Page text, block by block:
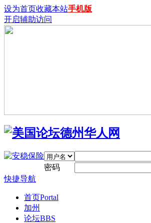
设为首页收藏本站手机版
开启辅助访问
密码
快捷导航
首页Portal
加州
论坛BBS